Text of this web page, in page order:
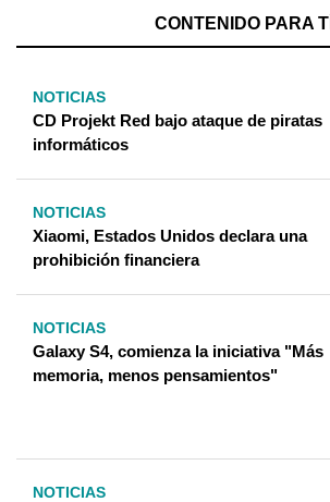
CONTENIDO PARA TÍ
NOTICIAS
CD Projekt Red bajo ataque de piratas
informáticos
NOTICIAS
Xiaomi, Estados Unidos declara una
prohibición financiera
NOTICIAS
Galaxy S4, comienza la iniciativa "Más
memoria, menos pensamientos"
NOTICIAS